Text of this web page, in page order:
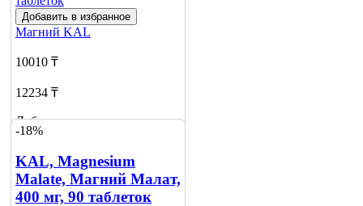
Добавить в избранное
Магний KAL
10010 ₸
12234 ₸
Добавить в корзину
2
-18%
KAL, Magnesium
Malate, Магний Малат,
400 мг, 90 таблеток